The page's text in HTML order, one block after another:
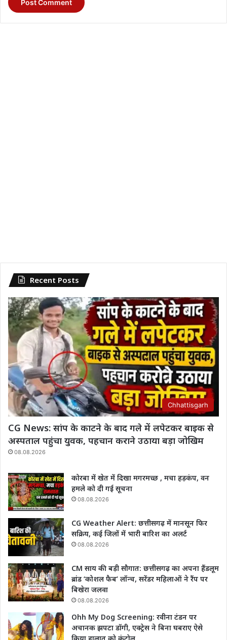
Recent Posts
Chhattisgarh
CG News: सांप के काटने के बाद गले में लपेटकर बाइक से
अस्पताल पहुंचा युवक, पहचान कराने उठाया बड़ा जोखिम
08.08.2026
कोरबा में खेत में दिखा मगरमच्छ , मचा हड़कंप, वन
हमले को दी गई सूचना
08.08.2026
CG Weather Alert: छत्तीसगढ़ में मानसून फिर
सक्रिय, कई जिलों में भारी बारिश का अलर्ट
08.08.2026
CM साय की बड़ी सौगात: छत्तीसगढ़ का अपना हैंडलूम
ब्रांड ‘कोशल फैब’ लॉन्च, सरेंडर महिलाओं ने रैंप पर
बिखेरा जलवा
08.08.2026
Ohh My Dog Screening: रवीना टंडन पर
अचानक झपटा डॉगी, एक्ट्रेस ने बिना घबराए ऐसे